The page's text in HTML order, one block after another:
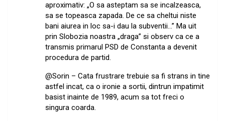
aproximativ: „O sa asteptam sa se incalzeasca,
sa se topeasca zapada. De ce sa cheltui niste
bani aiurea in loc sa-i dau la subventii…” Ma uit
prin Slobozia noastra „draga” si observ ca ce a
transmis primarul PSD de Constanta a devenit
procedura de partid.
@Sorin – Cata frustrare trebuie sa fi strans in tine
astfel incat, ca o ironie a sortii, dintrun impatimit
basist inainte de 1989, acum sa tot freci o
singura coarda.